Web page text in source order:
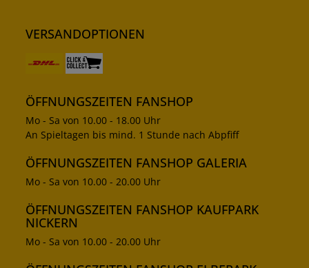
VERSANDOPTIONEN
ÖFFNUNGSZEITEN FANSHOP
Mo - Sa von 10.00 - 18.00 Uhr
An Spieltagen bis mind. 1 Stunde nach Abpfiff
ÖFFNUNGSZEITEN FANSHOP GALERIA
Mo - Sa von 10.00 - 20.00 Uhr
ÖFFNUNGSZEITEN FANSHOP KAUFPARK
NICKERN
Mo - Sa von 10.00 - 20.00 Uhr